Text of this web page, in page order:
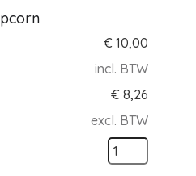
€ 10,00
incl. BTW
€ 8,26
excl. BTW